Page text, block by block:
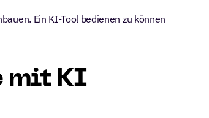
Ein KI-Tool bedienen zu können
mit KI